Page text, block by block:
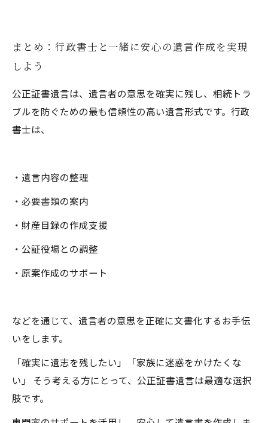
まとめ：行政書士と一緒に安心の遺言作成を実現
しよう
公正証書遺言は、遺言者の意思を確実に残し、相続トラ
ブルを防ぐための最も信頼性の高い遺言形式です。行政
書士は、
・遺言内容の整理
・必要書類の案内
・財産目録の作成支援
・公証役場との調整
・原案作成のサポート
などを通じて、遺言者の意思を正確に文書化するお手伝
いをします。
「確実に遺志を残したい」「家族に迷惑をかけたくな
い」 そう考える方にとって、公正証書遺言は最適な選択
肢です。